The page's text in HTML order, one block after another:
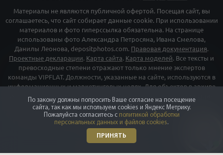
Материалы не являются публичной офертой. Посещая сайт, вы
соглашаетесь, что сайт собирает данные cookie. При использовании
материалов и фото гиперссылка обязательна. На странице
использованы фото Александра Петросяна, Ивана Смелова,
Данилы Леонова, depositphotos.com. Правовая документация.
Проектные декларации. Карта сайта. Карта моделей. Все тексты и
превосходные степени отражают только мнение экспертов
команды VIPFLAT. Должности, указанные на сайте, используются в
информационных и маркетинговых целях. Для объектов в архиве
указаны последние цены, которые были в рекламе. Организация
«Мета», и принадлежащие ей компании «Facebook» и «Instagram»,
признаны экстремискими и их деятельность запрещена на
территории РФ
По закону должны попросить Ваше согласие на посещение
сайта, так как мы используем cookies и Яндекс Метрику.
Пожалуйста согласитесь с политикой обработки
персональных данных и файлов cookies.
ПРИНЯТЬ